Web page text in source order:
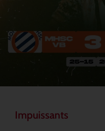
Impuissants